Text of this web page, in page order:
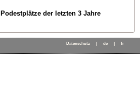
Podestplätze der letzten 3 Jahre
Datenschutz de fr